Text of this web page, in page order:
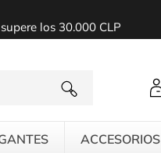
los 30.000 CLP
ACCESORIOS